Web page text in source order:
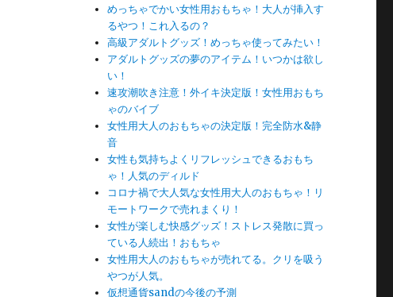
めっちゃでかい女性用おもちゃ！大人が挿入す
るやつ！これ入るの？
高級アダルトグッズ！めっちゃ使ってみたい！
アダルトグッズの夢のアイテム！いつかは欲し
い！
速攻潮吹き注意！外イキ決定版！女性用おもち
ゃのバイブ
女性用大人のおもちゃの決定版！完全防水&静
音
女性も気持ちよくリフレッシュできるおもち
ゃ！人気のディルド
コロナ禍で大人気な女性用大人のおもちゃ！リ
モートワークで売れまくり！
女性が楽しむ快感グッズ！ストレス発散に買っ
ている人続出！おもちゃ
女性用大人のおもちゃが売れてる。クリを吸う
やつが人気。
仮想通貨sandの今後の予測